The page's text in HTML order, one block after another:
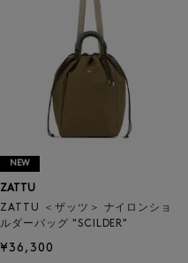
NEW
ZATTU
ZATTU ＜ザッツ＞ ナイロンショ
ルダーバッグ "SCILDER"
¥36,300